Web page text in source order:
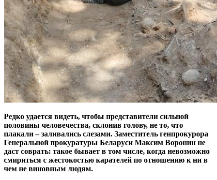
Редко удается видеть, чтобы представители сильной
половины человечества, склонив голову, не то, что
плакали – заливались слезами. Заместитель генпрокурора
Генеральной прокуратуры Беларуси Максим Воронин не
даст соврать: такое бывает в том числе, когда невозможно
смириться с жестокостью карателей по отношению к ни в
чем не виновным людям.